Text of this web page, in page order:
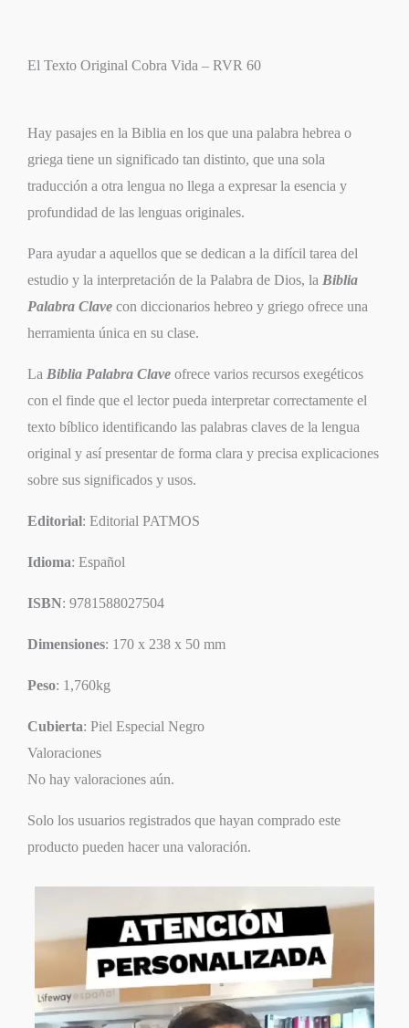
El Texto Original Cobra Vida – RVR 60
Hay pasajes en la Biblia en los que una palabra hebrea o
griega tiene un significado tan distinto, que una sola
traducción a otra lengua no llega a expresar la esencia y
profundidad de las lenguas originales.
Para ayudar a aquellos que se dedican a la difícil tarea del
estudio y la interpretación de la Palabra de Dios, la Biblia
Palabra Clave con diccionarios hebreo y griego ofrece una
herramienta única en su clase.
La Biblia Palabra Clave ofrece varios recursos exegéticos
con el finde que el lector pueda interpretar correctamente el
texto bíblico identificando las palabras claves de la lengua
original y así presentar de forma clara y precisa explicaciones
sobre sus significados y usos.
Editorial: Editorial PATMOS
Idioma: Español
ISBN: 9781588027504
Dimensiones: 170 x 238 x 50 mm
Peso: 1,760kg
Cubierta: Piel Especial Negro
Valoraciones
No hay valoraciones aún.
Solo los usuarios registrados que hayan comprado este
producto pueden hacer una valoración.